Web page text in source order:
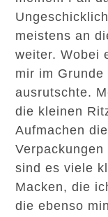
meistens an
weiter. Wobei
mir im
ausrutschte.
die kleinen
Aufmachen
sind es viele
Macken, die
die ebenso